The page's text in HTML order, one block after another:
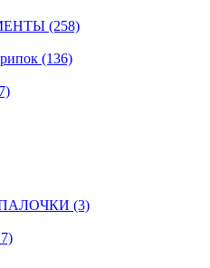
(258)
(136)
(3)